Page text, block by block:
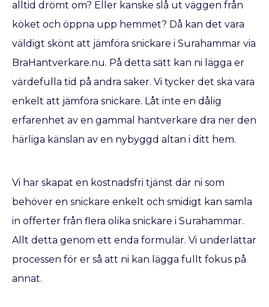
alltid drömt om? Eller kanske slå ut väggen från
köket och öppna upp hemmet? Då kan det vara
väldigt skönt att jämföra snickare i Surahammar via
BraHantverkare.nu. På detta sätt kan ni lägga er
värdefulla tid på andra saker. Vi tycker det ska vara
enkelt att jämföra snickare. Låt inte en dålig
erfarenhet av en gammal hantverkare dra ner den
härliga känslan av en nybyggd altan i ditt hem.
Vi har skapat en kostnadsfri tjänst där ni som
behöver en snickare enkelt och smidigt kan samla
in offerter från flera olika snickare i Surahammar.
Allt detta genom ett enda formulär. Vi underlättar
processen för er så att ni kan lägga fullt fokus på
annat.